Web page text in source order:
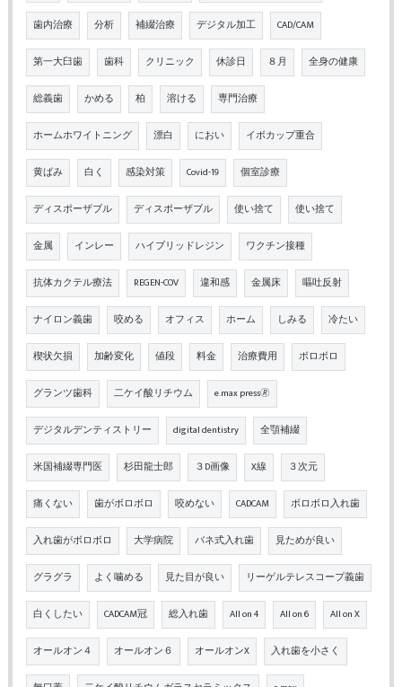
歯内治療 分析 補綴治療 デジタル加工 CAD/CAM
第一大臼歯 歯科 クリニック 休診日 ８月 全身の健康
総義歯 かめる 柏 溶ける 専門治療
ホームホワイトニング 漂白 におい イボカップ重合
黄ばみ 白く 感染対策 Covid-19 個室診療
ディスポーザブル ディスポーザブル 使い捨て 使い捨て
金属 インレー ハイブリッドレジン ワクチン接種
抗体カクテル療法 REGEN-COV 違和感 金属床 嘔吐反射
ナイロン義歯 咬める オフィス ホーム しみる 冷たい
楔状欠損 加齢変化 値段 料金 治療費用 ボロボロ
グランツ歯科 二ケイ酸リチウム e.max press🄬
デジタルデンティストリー digital dentistry 全顎補綴
米国補綴専門医 杉田龍士郎 ３D画像 X線 ３次元
痛くない 歯がボロボロ 咬めない CADCAM ボロボロ入れ歯
入れ歯がボロボロ 大学病院 バネ式入れ歯 見ためが良い
グラグラ よく噛める 見た目が良い リーゲルテレスコープ義歯
白くしたい CADCAM冠 総入れ歯 All on 4 All on 6 All on X
オールオン４ オールオン６ オールオンX 入れ歯を小さく